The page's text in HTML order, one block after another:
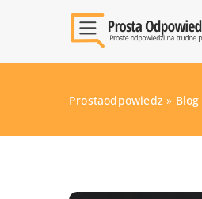
Prostaodpowiedz » Blog